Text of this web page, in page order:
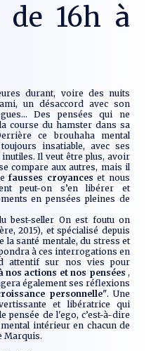
de 16h à
durant, voire des nuits
un désaccord avec son
Des pensées qui ne
course du hamster dans sa
ce brouhaha mental
toujours insatiable, avec ses
Il veut être plus, avoir
compare aux autres, mais il
fausses croyances et nous
peut-on s’en libérer et
en pensées pleines de
best-seller On est foutu on
2015), et spécialisé depuis
la santé mentale, du stress et
à ces interrogations en
attentif sur nos vies pour
actions et nos pensées ,
également ses réflexions
personnelle". Une
et libératrice qui
pensée de l'ego, c’est-à-dire
intérieur en chacun de
Marquis.